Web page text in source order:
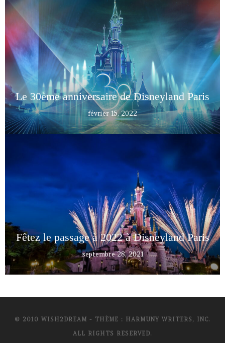
Le 30ème anniversaire de Disneyland Paris
février 15, 2022
Fêtez le passage à 2022 à Disneyland Paris
septembre 28, 2021
© 2010 WISH2DREAM - THÈME : HARMUNY WRITERS, INC.
ALL RIGHTS RESERVED.